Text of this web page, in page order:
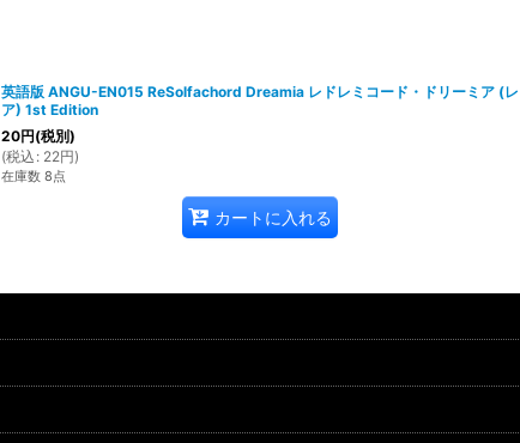
英語版 ANGU-EN015 ReSolfachord Dreamia レドレミコード・ドリーミア (レ
ア) 1st Edition
20円(税別)
(税込 : 22円)
在庫数 8点
カートに入れる